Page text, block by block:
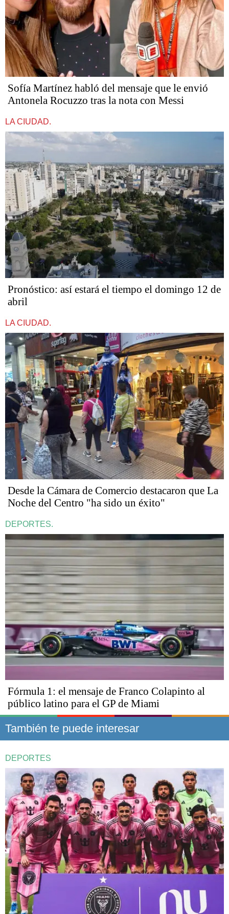
Sofía Martínez habló del mensaje que le envió
Antonela Rocuzzo tras la nota con Messi
LA CIUDAD.
Pronóstico: así estará el tiempo el domingo 12 de
abril
LA CIUDAD.
Desde la Cámara de Comercio destacaron que La
Noche del Centro "ha sido un éxito"
DEPORTES.
Fórmula 1: el mensaje de Franco Colapinto al
público latino para el GP de Miami
También te puede interesar
DEPORTES